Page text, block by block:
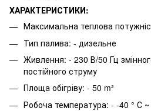
ХАРАКТЕРИСТИКИ:
Максимальна теплова
Тип палива: - дизельне
Живлення: - 230 В/50 Гц
постійного струму
Площа обігріву: - 50 m²
Робоча температура: - -40 ° С ~